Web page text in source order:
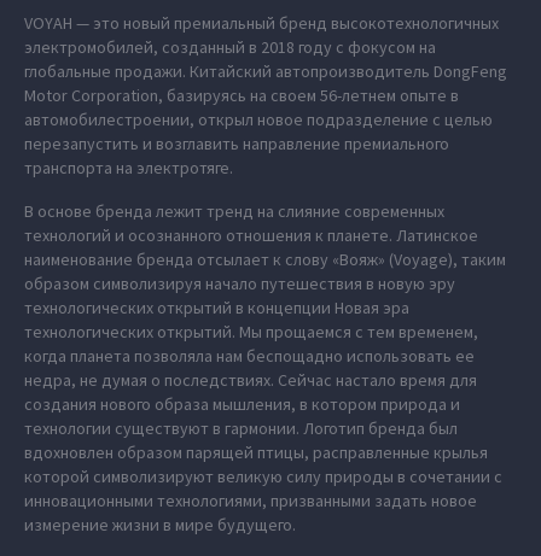
VOYAH — это новый премиальный бренд высокотехнологичных
электромобилей, созданный в 2018 году с фокусом на
глобальные продажи. Китайский автопроизводитель DongFeng
Motor Corporation, базируясь на своем 56-летнем опыте в
автомобилестроении, открыл новое подразделение с целью
перезапустить и возглавить направление премиального
транспорта на электротяге.
В основе бренда лежит тренд на слияние современных
технологий и осознанного отношения к планете. Латинское
наименование бренда отсылает к слову «Вояж» (Voyage), таким
образом символизируя начало путешествия в новую эру
технологических открытий в концепции Новая эра
технологических открытий. Мы прощаемся с тем временем,
когда планета позволяла нам беспощадно использовать ее
недра, не думая о последствиях. Сейчас настало время для
создания нового образа мышления, в котором природа и
технологии существуют в гармонии. Логотип бренда был
вдохновлен образом парящей птицы, расправленные крылья
которой символизируют великую силу природы в сочетании с
инновационными технологиями, призванными задать новое
измерение жизни в мире будущего.